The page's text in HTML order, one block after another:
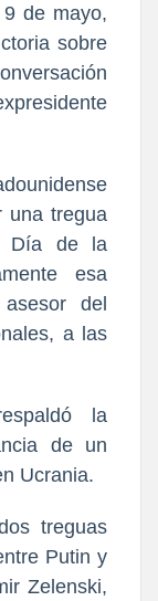
de mayo,
sobre
una tregua
Día de la
esa
del
a las
la
de un
Ucrania.
treguas
Putin y
Zelenski,